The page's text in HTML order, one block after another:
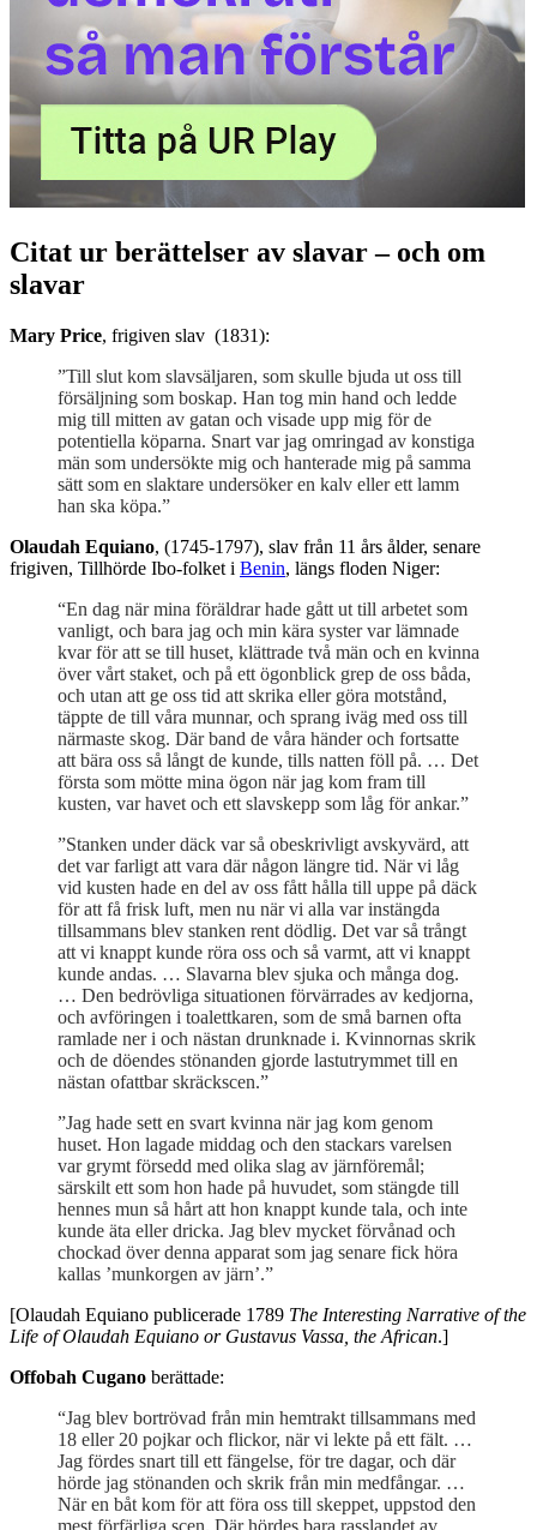
Citat ur berättelser av slavar – och om
slavar
Mary Price, frigiven slav (1831):
”Till slut kom slavsäljaren, som skulle bjuda ut oss till
försäljning som boskap. Han tog min hand och ledde
mig till mitten av gatan och visade upp mig för de
potentiella köparna. Snart var jag omringad av konstiga
män som undersökte mig och hanterade mig på samma
sätt som en slaktare undersöker en kalv eller ett lamm
han ska köpa.”
Olaudah Equiano, (1745-1797), slav från 11 års ålder, senare
frigiven, Tillhörde Ibo-folket i Benin, längs floden Niger:
“En dag när mina föräldrar hade gått ut till arbetet som
vanligt, och bara jag och min kära syster var lämnade
kvar för att se till huset, klättrade två män och en kvinna
över vårt staket, och på ett ögonblick grep de oss båda,
och utan att ge oss tid att skrika eller göra motstånd,
täppte de till våra munnar, och sprang iväg med oss till
närmaste skog. Där band de våra händer och fortsatte
att bära oss så långt de kunde, tills natten föll på. … Det
första som mötte mina ögon när jag kom fram till
kusten, var havet och ett slavskepp som låg för ankar.”
”Stanken under däck var så obeskrivligt avskyvärd, att
det var farligt att vara där någon längre tid. När vi låg
vid kusten hade en del av oss fått hålla till uppe på däck
för att få frisk luft, men nu när vi alla var instängda
tillsammans blev stanken rent dödlig. Det var så trångt
att vi knappt kunde röra oss och så varmt, att vi knappt
kunde andas. … Slavarna blev sjuka och många dog.
… Den bedrövliga situationen förvärrades av kedjorna,
och avföringen i toalettkaren, som de små barnen ofta
ramlade ner i och nästan drunknade i. Kvinnornas skrik
och de döendes stönanden gjorde lastutrymmet till en
nästan ofattbar skräckscen.”
”Jag hade sett en svart kvinna när jag kom genom
huset. Hon lagade middag och den stackars varelsen
var grymt försedd med olika slag av järnföremål;
särskilt ett som hon hade på huvudet, som stängde till
hennes mun så hårt att hon knappt kunde tala, och inte
kunde äta eller dricka. Jag blev mycket förvånad och
chockad över denna apparat som jag senare fick höra
kallas ’munkorgen av järn’.”
[Olaudah Equiano publicerade 1789 The Interesting Narrative of the
Life of Olaudah Equiano or Gustavus Vassa, the African.]
Offobah Cugano berättade:
“Jag blev bortrövad från min hemtrakt tillsammans med
18 eller 20 pojkar och flickor, när vi lekte på ett fält. …
Jag fördes snart till ett fängelse, för tre dagar, och där
hörde jag stönanden och skrik från min medfångar. …
När en båt kom för att föra oss till skeppet, uppstod den